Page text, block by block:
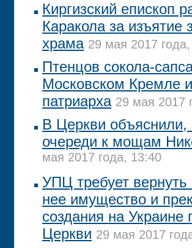
Киргизский епископ
Каракола за изъятие
храма 29 мая 2017
Птенцов сокола-
Московском Кремле
патриарха 29 мая 2017
В Церкви объяснили,
очереди к мощам
мая 2017 года, 13:40
УПЦ требует вернуть
нее имущество и
создания на Украине
Церкви 29 мая 2017